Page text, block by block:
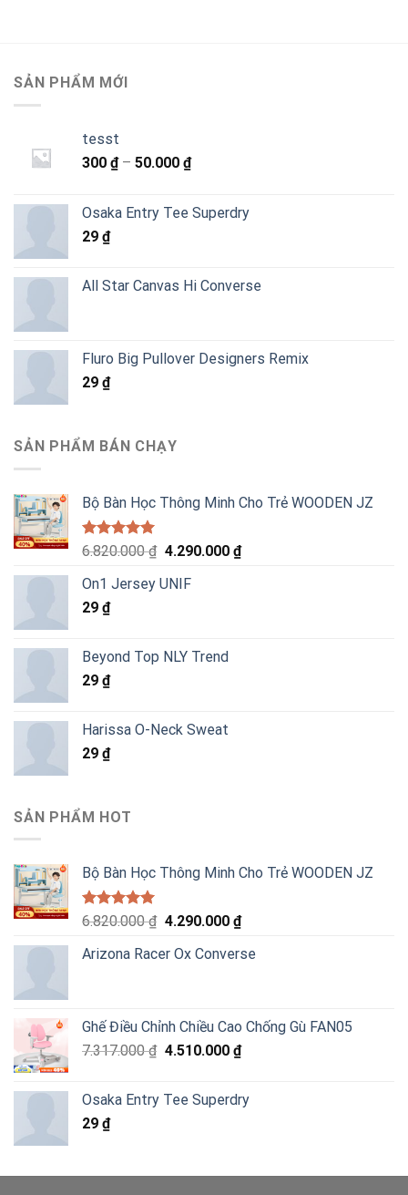
SẢN PHẨM MỚI
tesst
300 ₫ – 50.000 ₫Khoảng
300 ₫
Osaka Entry Tee Superdry
29 ₫
All Star Canvas Hi Converse
Fluro Big Pullover Designers Remix
29 ₫
SẢN PHẨM BÁN CHẠY
Bộ Bàn Học Thông Minh Cho Trẻ WOODEN JZ
Được xếp
5 sao
6.820.000₫ Giá
là:
4.290.000 ₫Giá
On1 Jersey UNIF
29 ₫
Beyond Top NLY Trend
29 ₫
Harissa O-Neck Sweat
29 ₫
SẢN PHẨM HOT
Bộ Bàn Học Thông Minh Cho Trẻ WOODEN JZ
Được xếp
5 sao
6.820.000₫ Giá
là:
4.290.000 ₫Giá
tại
Arizona Racer Ox Converse
Ghế Điều Chỉnh Chiều Cao Chống Gù FAN05
7.317.000₫ Giá
7.317.000 ₫.
4.510.000 ₫Giá
là:
Osaka Entry Tee Superdry
29 ₫